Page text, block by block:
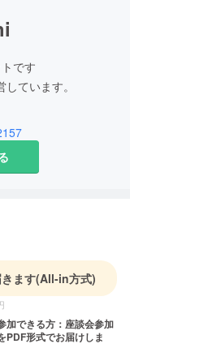
です
ています。
ます(All-in方式)
加できる方：座談会参加
PDF形式でお届けしま